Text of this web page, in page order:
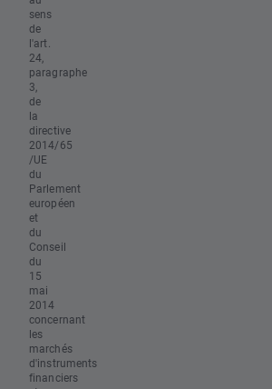
sens
de
l'art.
24,
paragraphe
3,
de
la
directive
2014/65
/UE
du
Parlement
européen
et
du
Conseil
du
15
mai
2014
concernant
les
marchés
d'instruments
financiers